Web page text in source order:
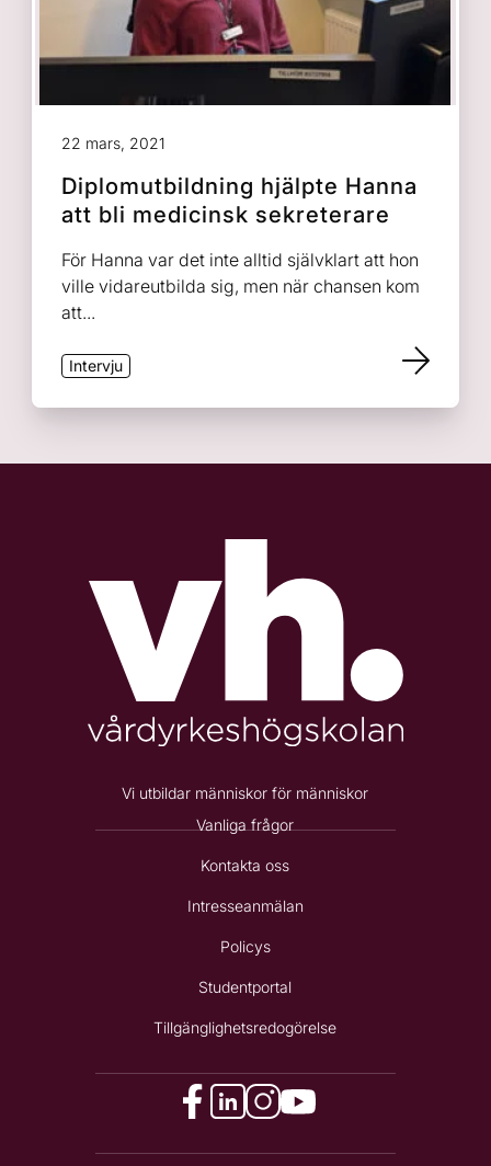
22 mars, 2021
Diplomutbildning hjälpte Hanna
att bli medicinsk sekreterare
För Hanna var det inte alltid självklart att hon
ville vidareutbilda sig, men när chansen kom
att...
Intervju
Vi utbildar människor för människor
Vanliga frågor
Kontakta oss
Intresseanmälan
Policys
Studentportal
Tillgänglighetsredogörelse
a
i
n
o